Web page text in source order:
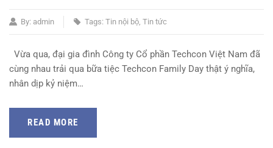
By: admin Tags: Tin nội bộ Tin tức
Vừa qua, đại gia đình Công ty Cổ phần Techcon Việt Nam đã
cùng nhau trải qua bữa tiệc Techcon Family Day thật ý nghĩa,
nhân dịp kỷ niệm…
READ MORE